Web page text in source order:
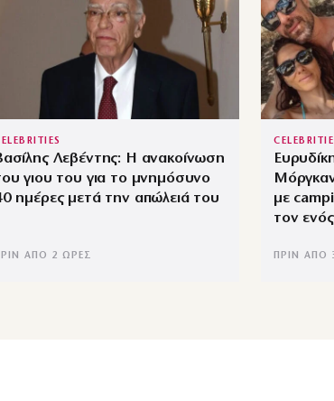
Λεβέντης: Η ανακοίνωση
γιου του για το μνημόσυνο
ημέρες μετά την απώλειά του
ΑΠΌ 2 ΏΡΕΣ
με
τον
ΠΡΙΝ ΑΠΌ